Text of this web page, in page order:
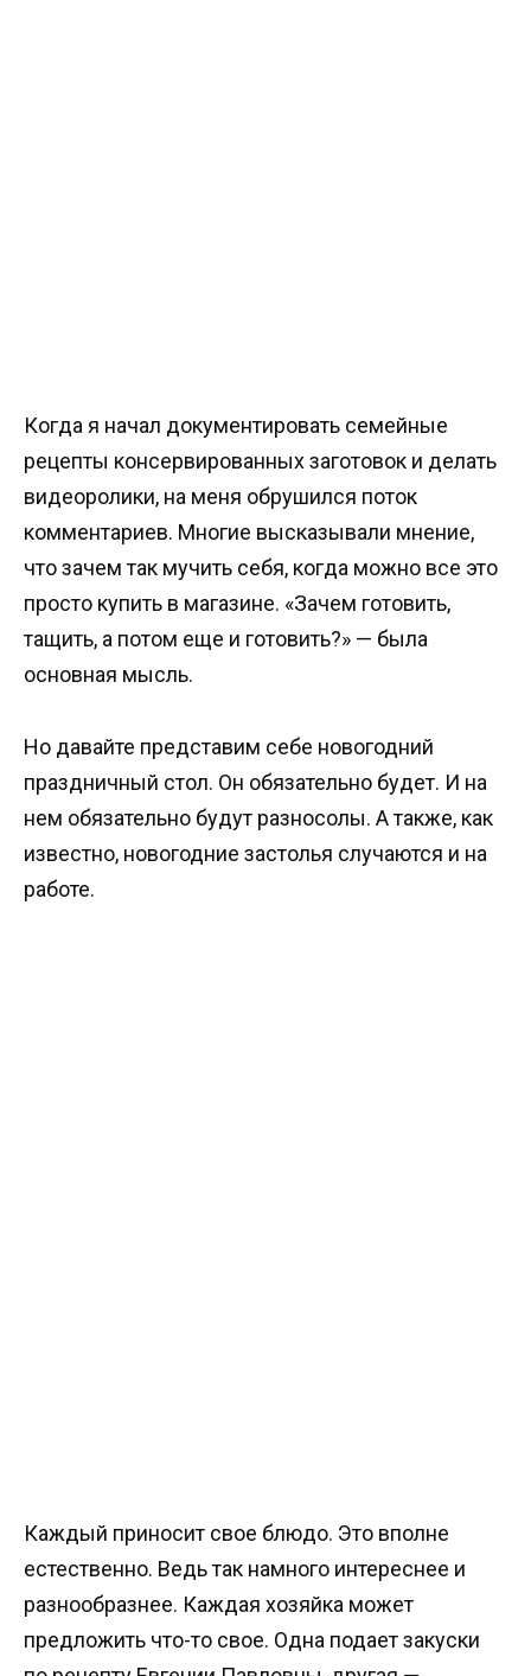
Когда я начал документировать семейные
рецепты консервированных заготовок и делать
видеоролики, на меня обрушился поток
комментариев. Многие высказывали мнение,
что зачем так мучить себя, когда можно все это
просто купить в магазине. «Зачем готовить,
тащить, а потом еще и готовить?» — была
основная мысль.
Но давайте представим себе новогодний
праздничный стол. Он обязательно будет. И на
нем обязательно будут разносолы. А также, как
известно, новогодние застолья случаются и на
работе.
Каждый приносит свое блюдо. Это вполне
естественно. Ведь так намного интереснее и
разнообразнее. Каждая хозяйка может
предложить что-то свое. Одна подает закуски